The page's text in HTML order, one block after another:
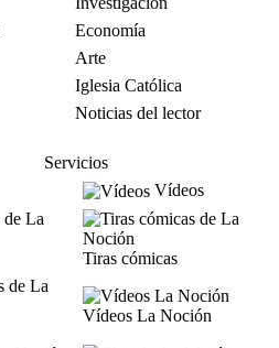
Economía
Arte
Iglesia Católica
Noticias del lector
Servicios
Vídeos
Tiras cómicas
Vídeos La Noción